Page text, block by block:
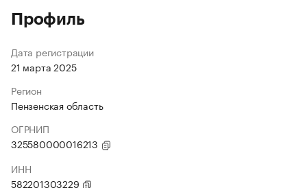
Профиль
Дата регистрации
21 марта 2025
Регион
Пензенская область
ОГРНИП
325580000016213
ИНН
582201303229